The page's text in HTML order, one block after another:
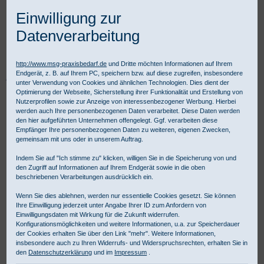
Praxisbedarf Shop Diagnostik
Fachspezifische Diagnostik
Dermatoskopie
Dermatoskope FotoFinder DermLite DL5
Einwilligung zur
Datenverarbeitung
http://www.msg-praxisbedarf.de und Dritte möchten Informationen auf Ihrem
Endgerät, z. B. auf Ihrem PC, speichern bzw. auf diese zugreifen, insbesondere
unter Verwendung von Cookies und ähnlichen Technologien. Dies dient der
Optimierung der Webseite, Sicherstellung ihrer Funktionalität und Erstellung von
Nutzerprofilen sowie zur Anzeige von interessenbezogener Werbung. Hierbei
werden auch Ihre personenbezogenen Daten verarbeitet. Diese Daten werden
den hier aufgeführten Unternehmen offengelegt. Ggf. verarbeiten diese
Empfänger Ihre personenbezogenen Daten zu weiteren, eigenen Zwecken,
gemeinsam mit uns oder in unserem Auftrag.
Indem Sie auf "Ich stimme zu" klicken, willigen Sie in die Speicherung von und
den Zugriff auf Informationen auf Ihrem Endgerät sowie in die oben
beschriebenen Verarbeitungen ausdrücklich ein.
Wenn Sie dies ablehnen, werden nur essentielle Cookies gesetzt. Sie können
Ihre Einwilligung jederzeit unter Angabe Ihrer ID zum Anfordern von
Einwilligungsdaten mit Wirkung für die Zukunft widerrufen.
Konfigurationsmöglichkeiten und weitere Informationen, u.a. zur Speicherdauer
der Cookies erhalten Sie über den Link "mehr". Weitere Informationen,
insbesondere auch zu Ihren Widerrufs- und Widerspruchsrechten, erhalten Sie in
den Datenschutzerklärung und im Impressum